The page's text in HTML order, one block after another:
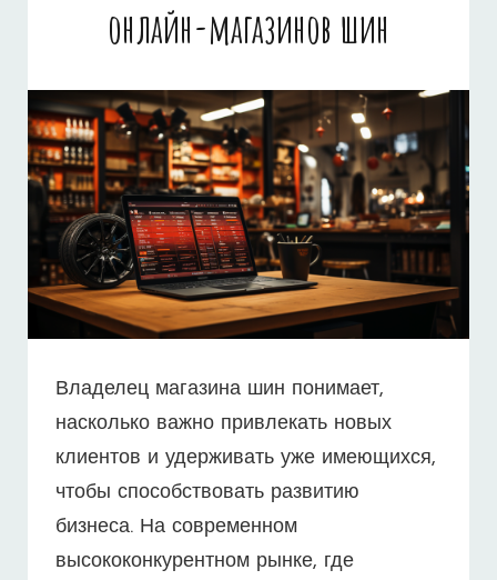
онлайн-магазинов шин
Владелец магазина шин понимает,
насколько важно привлекать новых
клиентов и удерживать уже имеющихся,
чтобы способствовать развитию
бизнеса. На современном
высококонкурентном рынке, где